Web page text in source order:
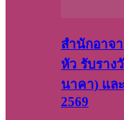
สำนักอาจ
หัว รับราง
นาคา) แล
2569